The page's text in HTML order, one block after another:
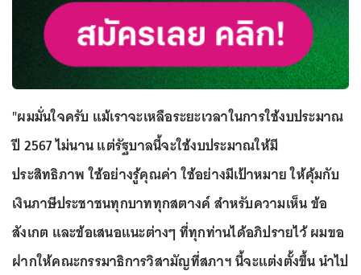
"ผมมั่นใจครับ แม้เราจะเหลือระยะเวลาในการใช้งบประมาณ
ปี 2567 ไม่นาน แต่รัฐบาลนี้จะใช้งบประมาณให้มี
ประสิทธิภาพ ใช้อย่างรู้คุณค่า ใช้อย่างมีเป้าหมาย ให้คุ้มกับ
เงินภาษีประชาชนทุกบาททุกสตางค์ สำหรับความเห็น ข้อ
สังเกต และข้อเสนอแนะต่างๆ ที่ทุกท่านได้อภิปรายไว้ ผมขอ
ฝากให้คณะกรรมาธิการวิสามัญที่สภาฯ นี้จะแต่งตั้งขึ้น นำไป